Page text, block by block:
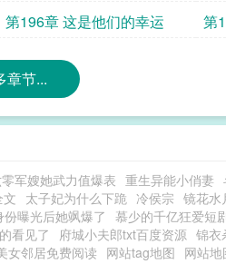
妨
第196章 这是他们的幸运
第
章节...
军嫂她武力值爆表 重生异能小俏妻
太子妃为什么下跪 冷侯宗 镜花水
份曝光后她飒爆了 慕少的千亿狂爱短
看见了 府城小夫郎txt百度资源 锦衣
女邻居免费阅读 网站tag地图 网站地